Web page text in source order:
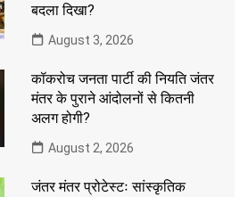
बदला दिखा?
August 3, 2026
कॉकरोच जनता पार्टी की नियति जंतर
मंतर के पुराने आंदोलनों से कितनी
अलग होगी?
August 2, 2026
जंतर मंतर प्रोटेस्टः सांस्कृतिक